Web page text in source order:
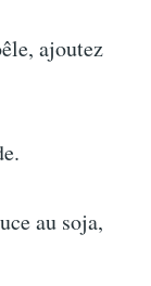
ajoutez
au soja,